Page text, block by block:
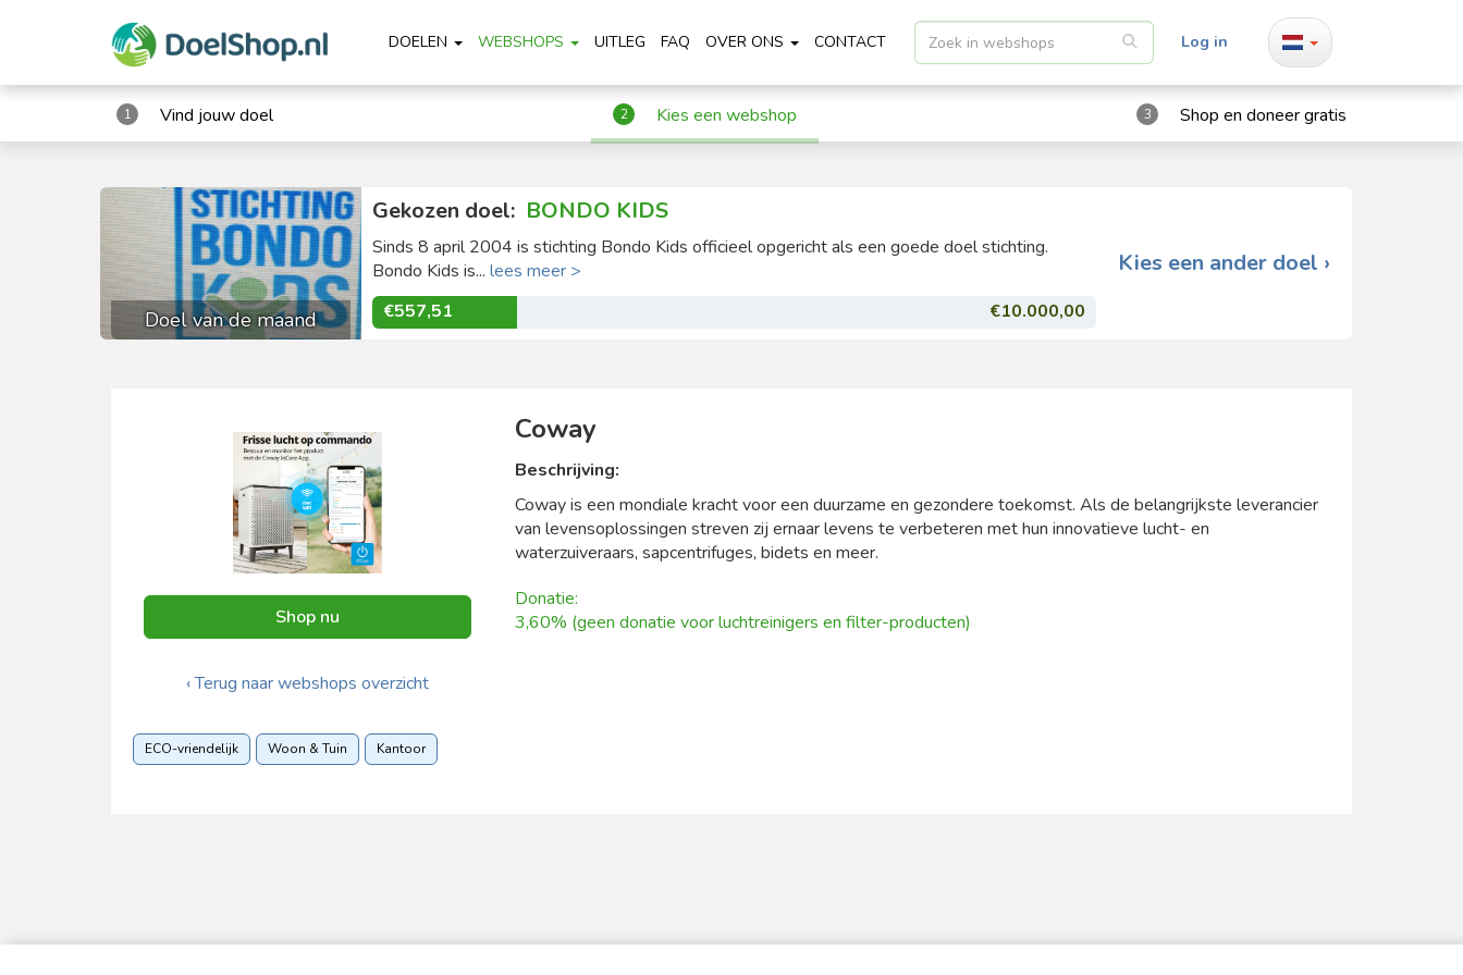
DOELEN WEBSHOPS UITLEG FAQ OVER ONS CONTACT Log in
1 Vind jouw doel 2 Kies een webshop 3 Shop en doneer gratis
Doel van de maand
Gekozen doel: BONDO KIDS
Sinds 8 april 2004 is stichting Bondo Kids officieel opgericht als een goede doel stichting.
Bondo Kids is... lees meer >
€557,51
€10.000,00
Kies een ander doel ›
Shop nu
‹ Terug naar webshops overzicht
ECO-vriendelijk Woon & Tuin Kantoor
Coway
Beschrijving:
Coway is een mondiale kracht voor een duurzame en gezondere toekomst. Als de belangrijkste leverancier
van levensoplossingen streven zij ernaar levens te verbeteren met hun innovatieve lucht- en
waterzuiveraars, sapcentrifuges, bidets en meer.
Donatie:
3,60% (geen donatie voor luchtreinigers en filter-producten)